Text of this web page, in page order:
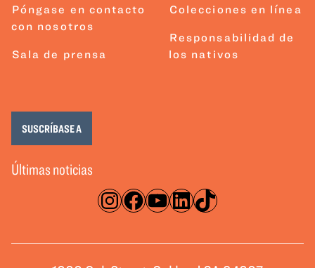
Póngase en contacto
con nosotros
Sala de prensa
Colecciones en línea
Responsabilidad de
los nativos
Instagram
Facebook
YouTube
LinkedIn
TikTok
Últimas noticias
SUSCRÍBASE A